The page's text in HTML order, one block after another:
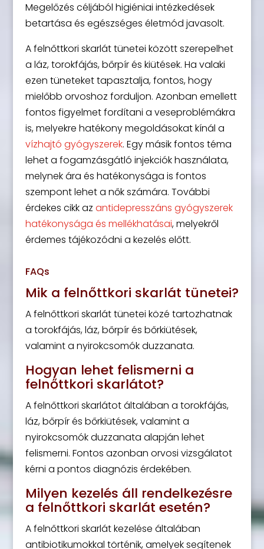
Megelőzés céljából higiéniai intézkedések
betartása és egészséges életmód javasolt.
A felnőttkori skarlát tünetei között szerepelhet
a láz, torokfájás, bőrpír és kiütések. Ha valaki
ezen tüneteket tapasztalja, fontos, hogy
mielőbb orvoshoz forduljon. Azonban emellett
fontos figyelmet fordítani a veseproblémákra
is, melyekre hatékony megoldásokat kínál a
vízhajtó gyógyszerek. Egy másik fontos téma
lehet a fogamzásgátló injekciók használata,
melynek ára és hatékonysága is fontos
szempont lehet a nők számára. További
érdekes cikk az antidepresszáns gyógyszerek
hatékonysága és mellékhatásai, melyekről
érdemes tájékozódni a kezelés előtt.
FAQs
Mik a felnőttkori skarlát tünetei?
A felnőttkori skarlát tünetei közé tartozhatnak
a torokfájás, láz, bőrpír és bőrkiütések,
valamint a nyirokcsomók duzzanata.
Hogyan lehet felismerni a
felnőttkori skarlátot?
A felnőttkori skarlátot általában a torokfájás,
láz, bőrpír és bőrkiütések, valamint a
nyirokcsomók duzzanata alapján lehet
felismerni. Fontos azonban orvosi vizsgálatot
kérni a pontos diagnózis érdekében.
Milyen kezelés áll rendelkezésre
a felnőttkori skarlát esetén?
A felnőttkori skarlát kezelése általában
antibiotikumokkal történik, amelyek segítenek